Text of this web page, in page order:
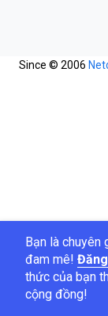
Bạn là chuyên
đam mê!
thức của bạn
cộng đồng!
Since © 2006